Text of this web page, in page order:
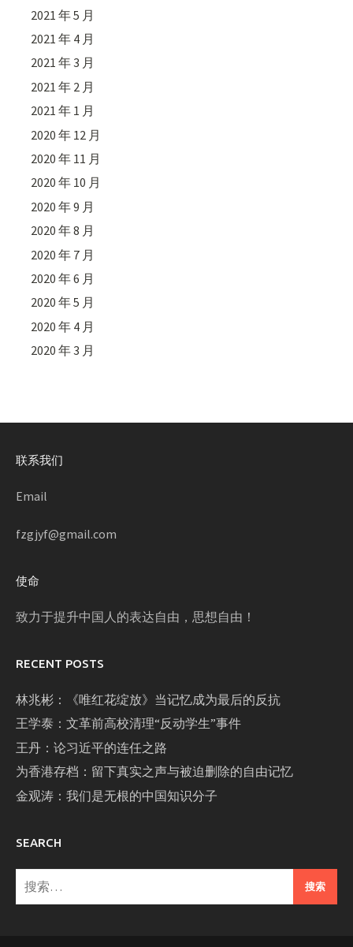
2021 年 5 月
2021 年 4 月
2021 年 3 月
2021 年 2 月
2021 年 1 月
2020 年 12 月
2020 年 11 月
2020 年 10 月
2020 年 9 月
2020 年 8 月
2020 年 7 月
2020 年 6 月
2020 年 5 月
2020 年 4 月
2020 年 3 月
联系我们
Email
fzgjyf@gmail.com
使命
致力于提升中国人的表达自由，思想自由！
RECENT POSTS
林兆彬：《唯红花绽放》当记忆成为最后的反抗
王学泰：文革前高校清理“反动学生”事件
王丹：论习近平的连任之路
为香港存档：留下真实之声与被迫删除的自由记忆
金观涛：我们是无根的中国知识分子
SEARCH
搜
索：